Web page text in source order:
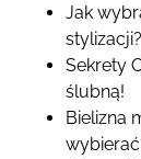
Jak
stylizacji?
Sekrety
ślubną!
Bielizna